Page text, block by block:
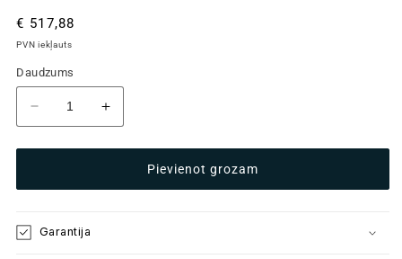
Parastā
cena
€ 517,88
PVN iekļauts
Daudzums
Samazināt
daudzumu
produktam
Saunum
Experience
Palielināt
daudzumu
produktam
Contactorbox
Saunum
Pievienot grozam
Garantija